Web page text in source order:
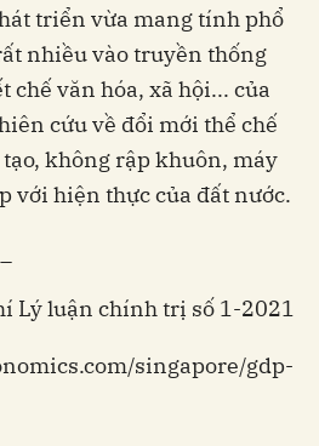
triển vừa mang tính phổ
nhiều vào truyền thống
chế văn hóa, xã hội... của
cứu về đổi mới thể chế
không rập khuôn, máy
với hiện thực của đất nước.
Lý luận chính trị số 1-2021
singapore/gdp-